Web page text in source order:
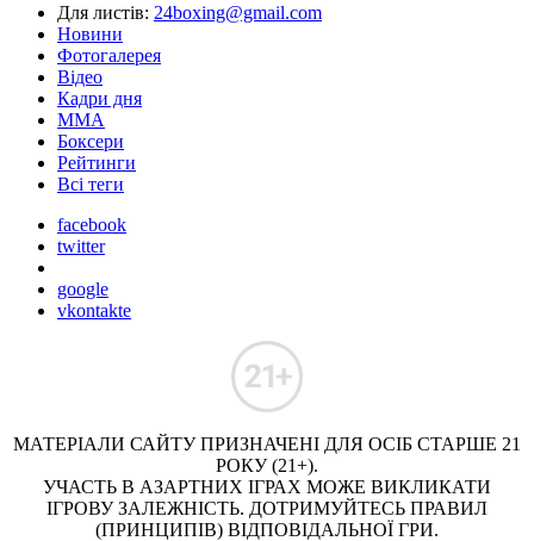
Для листів: 24boxing@gmail.com
Новини
Фотогалерея
Відео
Кадри дня
ММА
Боксери
Рейтинги
Всі теги
facebook
twitter
google
vkontakte
МАТЕРІАЛИ САЙТУ ПРИЗНАЧЕНІ ДЛЯ ОСІБ СТАРШЕ 21
РОКУ (21+).
УЧАСТЬ В АЗАРТНИХ ІГРАХ МОЖЕ ВИКЛИКАТИ
ІГРОВУ ЗАЛЕЖНІСТЬ. ДОТРИМУЙТЕСЬ ПРАВИЛ
(ПРИНЦИПІВ) ВІДПОВІДАЛЬНОЇ ГРИ.